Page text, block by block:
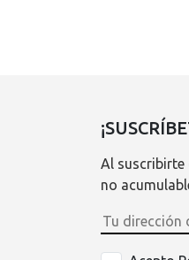
Al suscribirte
no